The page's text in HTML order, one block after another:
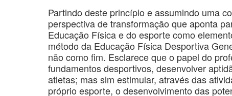
Partindo deste princípio e assumindo uma
perspectiva de transformação que aponta
Educação Física e do esporte como
método da Educação Física Desportiva
não como fim. Esclarece que o papel do
fundamentos desportivos, desenvolver
atletas; mas sim estimular, através das
próprio esporte, o desenvolvimento das